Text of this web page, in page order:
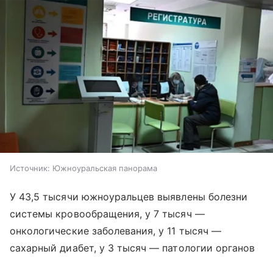
Источник: Южноуральская панорама
У 43,5 тысячи южноуральцев выявлены болезни
системы кровообращения, у 7 тысяч —
онкологические заболевания, у 11 тысяч —
сахарный диабет, у 3 тысяч — патологии органов